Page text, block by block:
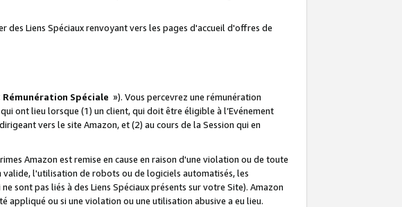
des Liens Spéciaux renvoyant vers les pages d'accueil d'offres de
Rémunération Spéciale »). Vous percevrez une rémunération
ont lieu lorsque (1) un client, qui doit être éligible à l’Evénement
vers le site Amazon, et (2) au cours de la Session qui en
Amazon est remise en cause en raison d'une violation ou de toute
l'utilisation de robots ou de logiciels automatisés, les
sont pas liés à des Liens Spéciaux présents sur votre Site). Amazon
appliqué ou si une violation ou une utilisation abusive a eu lieu.